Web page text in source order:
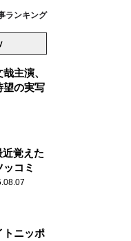
ランキング
主演、
望の実写
覚えた
コミ
トニッポ